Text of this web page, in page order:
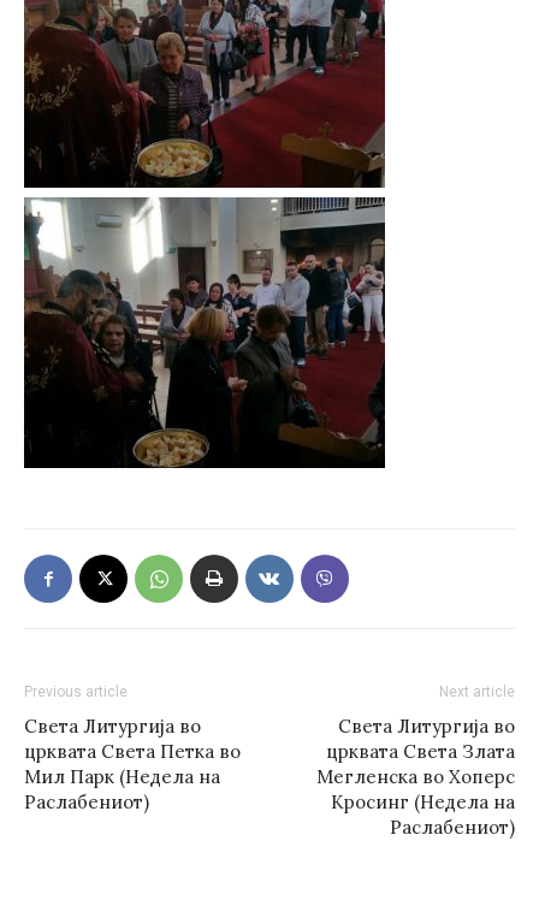
Previous article
Света Литургија во
црквата Света Петка во
Мил Парк (Недела на
Раслабениот)
Next article
Света Литургија во
црквата Света Злата
Мегленска во Хоперс
Кросинг (Недела на
Раслабениот)